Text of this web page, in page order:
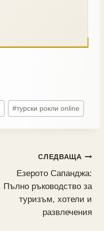
#турски рокли online
СЛЕДВАЩА
Езерото Сапанджа:
Пълно ръководство за
туризъм, хотели и
развлечения